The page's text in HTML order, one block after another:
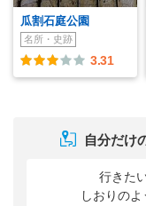
瓜割石庭公園
名所・史跡
3.31
自分だけ
行きた
しおりのよ